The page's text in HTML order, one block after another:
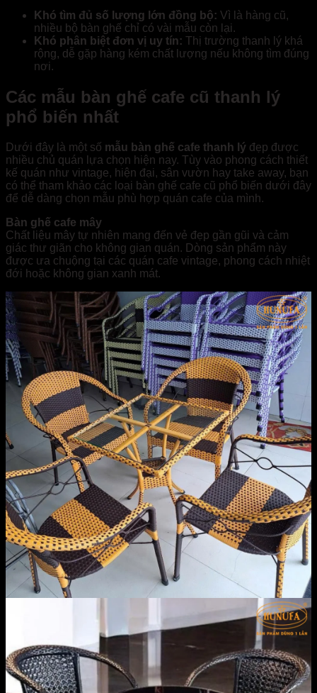
Khó tìm đủ số lượng lớn đồng bộ: Vì là hàng cũ,
nhiều bộ bàn ghế chỉ có vài mẫu còn lại.
Khó phân biệt đơn vị uy tín: Thị trường thanh lý khá
rộng, dễ gặp hàng kém chất lượng nếu không tìm đúng
nơi.
Các mẫu bàn ghế cafe cũ thanh lý
phổ biến nhất
Dưới đây là một số mẫu bàn ghế cafe thanh lý đẹp được
nhiều chủ quán lựa chọn hiện nay. Tùy vào phong cách thiết
kế quán như vintage, hiện đại, sân vườn hay take away, bạn
có thể tham khảo các loại bàn ghế cafe cũ phổ biến dưới đây
để dễ dàng chọn mẫu phù hợp quán cafe của mình.
Bàn ghế cafe mây
Chất liệu mây tự nhiên mang đến vẻ đẹp gần gũi và cảm
giác thư giãn cho không gian quán. Dòng sản phẩm này
được ưa chuộng tại các quán cafe vintage, phong cách nhiệt
đới hoặc không gian xanh mát.